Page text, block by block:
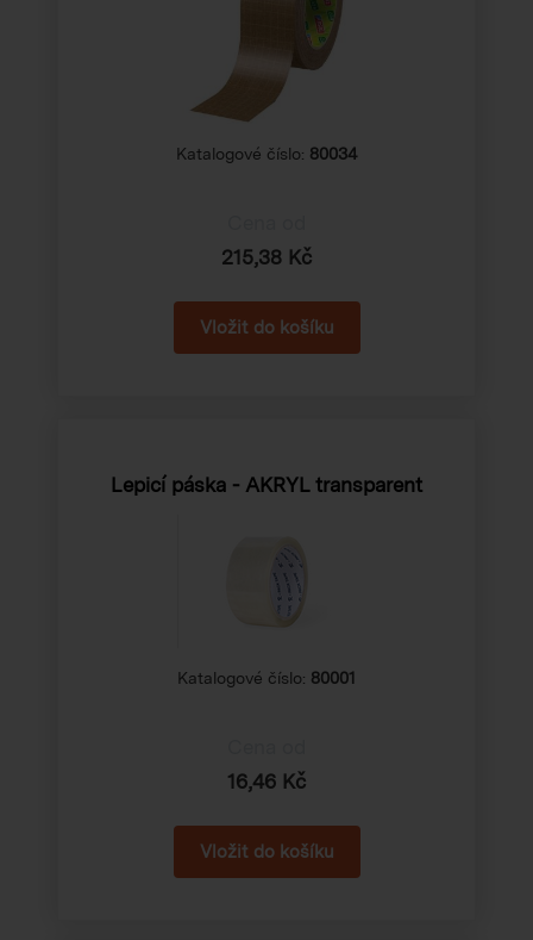
Katalogové číslo: 80034
215,38 Kč
Lepicí páska - AKRYL transparent
Katalogové číslo: 80001
16,46 Kč